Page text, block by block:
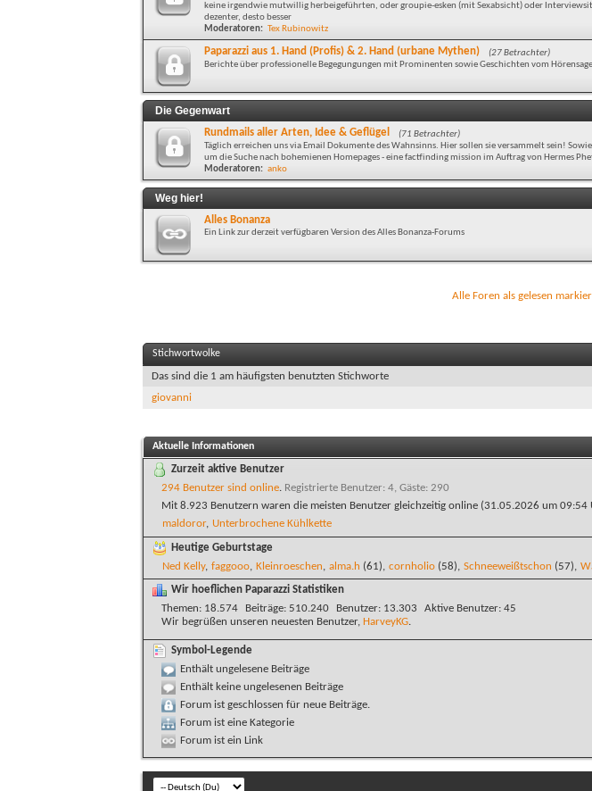
keine irgendwie mutwillig herbeigeführten, oder groupie-esken (mit Sexabsicht) oder
dezenter, desto besser
Moderatoren: Tex Rubinowitz
Paparazzi aus 1. Hand (Profis) & 2. Hand (urbane Mythen)
(27 Betrachter)
Berichte über professionelle Begegungungen mit Prominenten sowie Geschichten vom
Die Gegenwart
Rundmails aller Arten, Idee & Geflügel
(71 Betrachter)
Täglich erreichen uns via Email Dokumente des Wahnsinns. Hier sollen sie versammelt sein!
um die Suche nach bohemienen Homepages - eine factfinding mission im Auftrag von Hermes
Moderatoren: anko
Weg hier!
Alles Bonanza
Ein Link zur derzeit verfügbaren Version des Alles Bonanza-Forums
Alle Foren als gelesen
Stichwortwolke
Das sind die 1 am häufigsten benutzten Stichworte
giovanni
Aktuelle Informationen
Zurzeit aktive Benutzer
294 Benutzer sind online. Registrierte Benutzer: 4, Gäste: 290
Mit 8.923 Benutzern waren die meisten Benutzer gleichzeitig online (31.05.2026 um 09:54
maldoror, Unterbrochene Kühlkette
Heutige Geburtstage
Ned Kelly, faggooo Kleinroeschen alma.h (61), cornholio (58), Schneeweißtschon (57),
Wir hoeflichen Paparazzi Statistiken
Themen
18.574 Beiträge 510.240 Benutzer 13.303 Aktive Benutzer 45
Wir begrüßen unseren neuesten Benutzer, HarveyKG.
Symbol-Legende
Enthält ungelesene Beiträge
Enthält keine ungelesenen Beiträge
Forum ist geschlossen für neue Beiträge.
Forum ist eine Kategorie
Forum ist ein Link